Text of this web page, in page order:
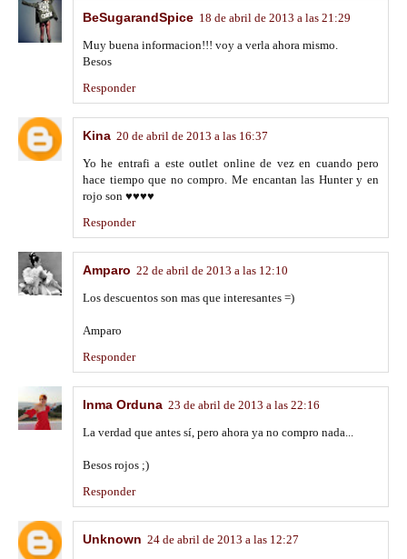
BeSugarandSpice 18 de abril de 2013 a las 21:29
Muy buena informacion!!! voy a verla ahora mismo.
Besos
Responder
Kina 20 de abril de 2013 a las 16:37
Yo he entrafi a este outlet online de vez en cuando pero
hace tiempo que no compro. Me encantan las Hunter y en
rojo son ♥♥♥♥
Responder
Amparo 22 de abril de 2013 a las 12:10
Los descuentos son mas que interesantes =)
Amparo
Responder
Inma Orduna 23 de abril de 2013 a las 22:16
La verdad que antes sí, pero ahora ya no compro nada...
Besos rojos ;)
Responder
Unknown 24 de abril de 2013 a las 12:27